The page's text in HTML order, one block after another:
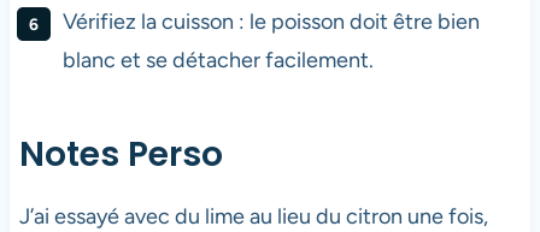
Vérifiez la cuisson : le poisson doit être bien
blanc et se détacher facilement.
Notes Perso
J’ai essayé avec du lime au lieu du citron une fois,